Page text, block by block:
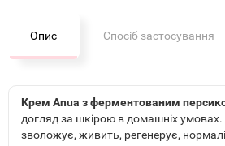
Опис Спосіб застосування
Крем Anua з ферментованим
догляд за шкірою в домашніх умовах.
зволожує, живить, регенерує,